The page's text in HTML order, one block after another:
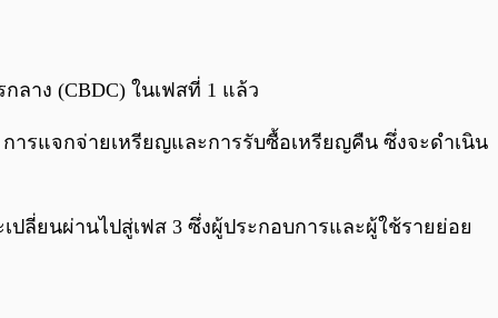
าง (CBDC) ในเฟสที่ 1 แล้ว
ารแจกจ่ายเหรียญและการรับซื้อเหรียญคืน ซึ่งจะดำเนิน
ลี่ยนผ่านไปสู่เฟส 3 ซึ่งผู้ประกอบการและผู้ใช้รายย่อย